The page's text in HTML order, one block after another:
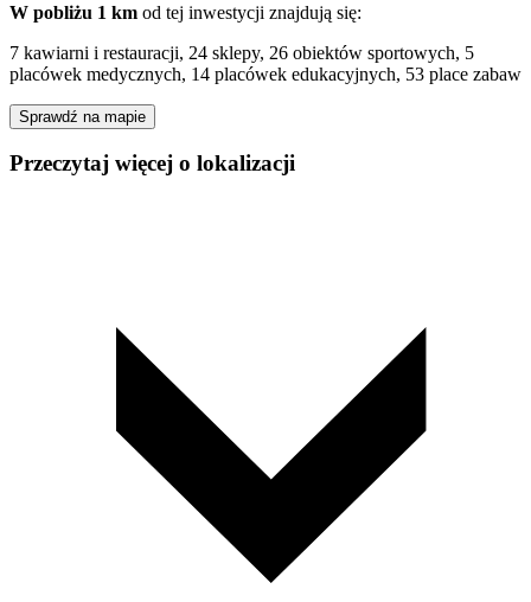
W pobliżu 1 km od tej inwestycji znajdują się:
7 kawiarni i restauracji, 24 sklepy, 26 obiektów sportowych, 5
placówek medycznych, 14 placówek edukacyjnych, 53 place zabaw
Sprawdź na mapie
Przeczytaj więcej o lokalizacji